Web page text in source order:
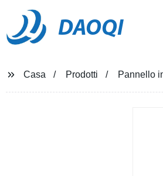
DAOQI
Casa Prodotti Pannello